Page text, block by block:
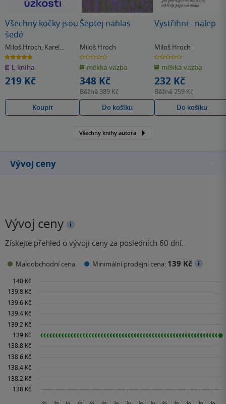
Všechny kočky jsou
šedé
Miloš Hroch, Karel
Veselý
5.0
z
5
hvězdiček
E-kniha
219 Kč
Koupit
Šeptej nahlas
Miloš Hroch
0.0
z
5
hvězdiček
měkká vazba
348 Kč
Běžně 389 Kč
Do košíku
Vystřihni - nalep
Miloš Hroch
0.0
z
5
hvězdiček
měkká vazba
232 Kč
Běžně259 Kč
Do košíku
Všechny knihy autora
Vývoj ceny
Vývoj ceny
Získejte přehled o vývoji ceny za posledních 60 dní.
Maloobchodní cena Minimální prodejní cena: 139 Kč